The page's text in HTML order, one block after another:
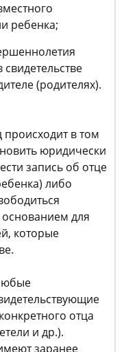
ребенка;
свидетельстве
(родителях).
в том
юридически
запись об отце
либо
основанием для
которые
отца
и др.).
заранее